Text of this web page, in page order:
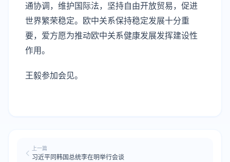
通协调，维护国际法，坚持自由开放贸易，促进
世界繁荣稳定。欧中关系保持稳定发展十分重
要，爱方愿为推动欧中关系健康发展发挥建设性
作用。
王毅参加会见。
上一篇
习近平同韩国总统李在明举行会谈